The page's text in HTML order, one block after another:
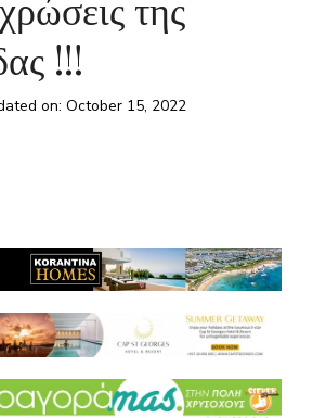
!!!
on: October 15, 2022